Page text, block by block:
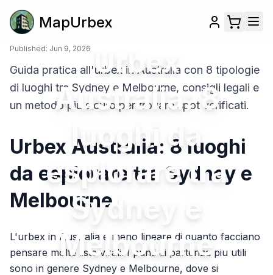
MapUrbex
Urbex
Australia: 8
luoghi da
esplorare tra
Sydney e
Melbourne
Published: Jun 9, 2026
Guida pratica all'urbex in Australia con 8 tipologie
di luoghi tra Sydney e Melbourne, consigli legali e
un metodo piu sicuro per trovare spot verificati.
Urbex Australia: 8 luoghi
da esplorare tra Sydney e
Melbourne
L'urbex in Australia e meno lineare di quanto facciano
pensare molte liste virali. I punti di partenza piu utili
sono in genere Sydney e Melbourne, dove si